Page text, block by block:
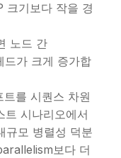
크기보다 작을 경
노드 간
드가 크게 증가합
를 시퀀스 차원
트 시나리오에서
규모 병렬성 덕분
보다 더